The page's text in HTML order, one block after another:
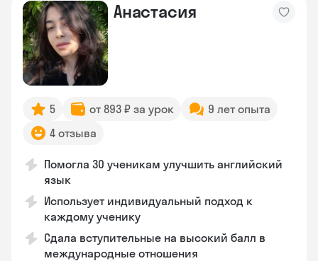
Анастасия
5 от 893 ₽ за урок
9 лет опыта
4 отзыва
Помогла 30 ученикам улучшить английский
язык
Использует индивидуальный подход к
каждому ученику
Сдала вступительные на высокий балл в
международные отношения